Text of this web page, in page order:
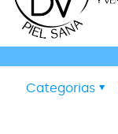
Categorias